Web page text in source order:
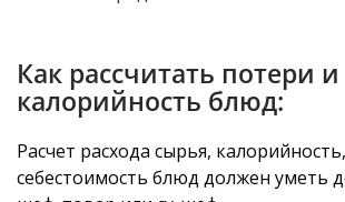
Как рассчитать потери и
калорийность блюд:
Расчет расхода сырья,
себестоимость блюд должен уметь